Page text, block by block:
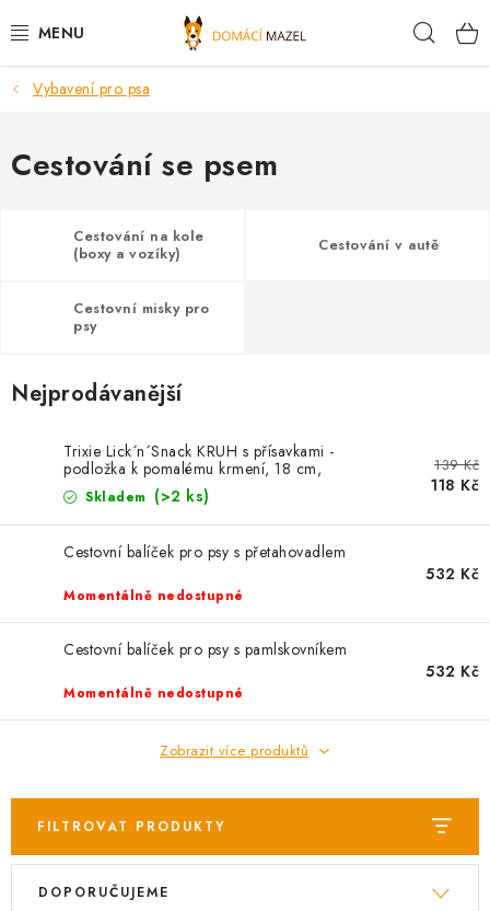
na
DOPORUČUJEME
VÝPRODEJ SKLADU
PRO CHOVATELE
OSTATNÍ
PETLOVER
HODNOCENÍ OBCHODU
DOPRAVA PO OSTRAVĚ, HLUČÍNĚ A OKOLÍ
Obchodní podmínky
Zásady zpracování osobních údajů
Věrnostní slevy
Vybavení pro psa
Cestování se psem
Cestování na kole
(boxy a vozíky)
Cestování v autě
Cestovní misky pro
psy
Nejprodávanější
Trixie Lick´n´Snack KRUH s přísavkami -
podložka k pomalému krmení, 18 cm,
TPR/plast, růžová
Skladem (>2 ks)
139 Kč
118 Kč
Cestovní balíček pro psy s přetahovadlem
Momentálně nedostupné
532 Kč
Cestovní balíček pro psy s pamlskovníkem
Momentálně nedostupné
532 Kč
Zobrazit více produktů
FILTROVAT PRODUKTY
V
Ř
DOPORUČUJEME